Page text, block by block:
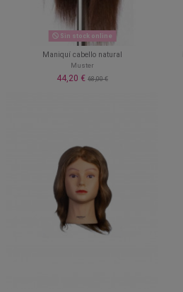
Sin stock online
Maniquí cabello natural
Muster
44,20 € 68,00 €